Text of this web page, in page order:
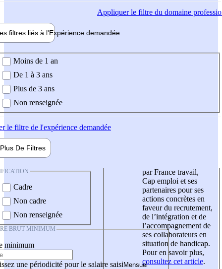
Appliquerle filtre du domaine
filtres liés à l'Expérience demandée
demandée
Moins de 1 an
De 1 à 3 ans
Plus de 3 ans
Non renseignée
le filtre de l'expérience demandée
Plus De Filtres
Cadre
Non cadre
Non renseignée
BRUT MINIMUM
minimum
une périodicité pour le salaire saisi
par France travail,
Cap emploi et ses
partenaires pour ses
actions concrètes en
faveur du recrutement,
de l’intégration et de
l’accompagnement de
ses collaborateurs en
situation de handicap.
Pour en savoir plus,
consultez cet article.